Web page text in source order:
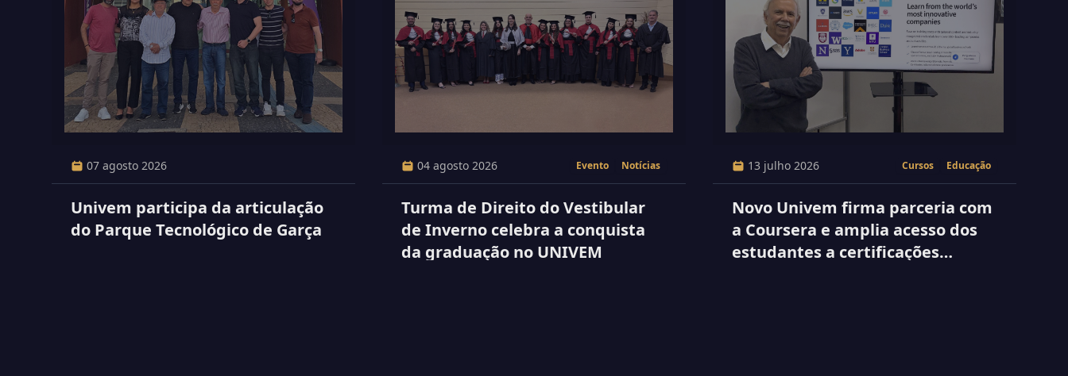
07 agosto 2026
Univem participa da articulação
do Parque Tecnológico de Garça
04 agosto 2026 Evento Notícias
Turma de Direito do Vestibular
de Inverno celebra a conquista
da graduação no UNIVEM
13 julho 2026 Cursos Educação
Novo Univem firma parceria com
a Coursera e amplia acesso dos
estudantes a certificações